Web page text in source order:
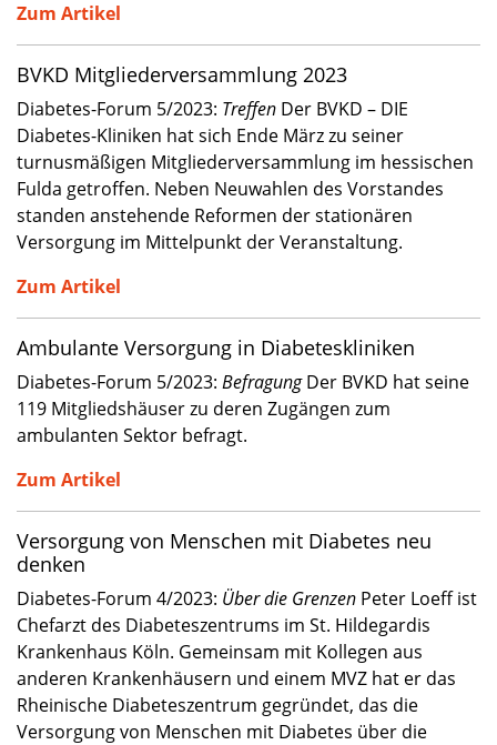
Zum Artikel
BVKD Mitgliederversammlung 2023
Diabetes-Forum 5/2023: Treffen Der BVKD – DIE
Diabetes-Kliniken hat sich Ende März zu seiner
turnusmäßigen Mitgliederversammlung im hessischen
Fulda getroffen. Neben Neuwahlen des Vorstandes
standen anstehende Reformen der stationären
Versorgung im Mittelpunkt der Veranstaltung.
Zum Artikel
Ambulante Versorgung in Diabeteskliniken
Diabetes-Forum 5/2023: BefragungDer BVKD hat seine
119 Mitgliedshäuser zu deren Zugängen zum
ambulanten Sektor befragt.
Zum Artikel
Versorgung von Menschen mit Diabetes neu
denken
Diabetes-Forum 4/2023: Über die Grenzen Peter Loeff ist
Chefarzt des Diabeteszentrums im St. Hildegardis
Krankenhaus Köln. Gemeinsam mit Kollegen aus
anderen Krankenhäusern und einem MVZ hat er das
Rheinische Diabeteszentrum gegründet, das die
Versorgung von Menschen mit Diabetes über die